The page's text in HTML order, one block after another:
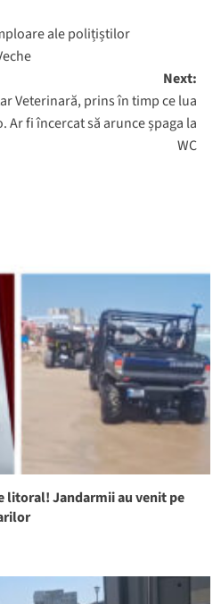
ale polițiștilor
Next:
Veterinară, prins în timp ce lua
Ar fi încercat să arunce șpaga la
WC
litoral! Jandarmii au venit pe